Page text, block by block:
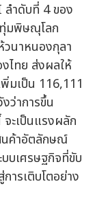
ลำดับที่ 4 ของ
มพิษณุโลก
นาหนองกุลา
ไทย ส่งผลให้
มเป็น 116,111
ว่าการขึ้น
ะเป็นแรงผลัก
นค้าอัตลักษณ์
บเศรษฐกิจที่ขับ
ารเติบโตอย่าง